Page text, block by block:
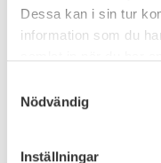
Dessa kan i sin tur
information som du
Nödvändig
Inställningar